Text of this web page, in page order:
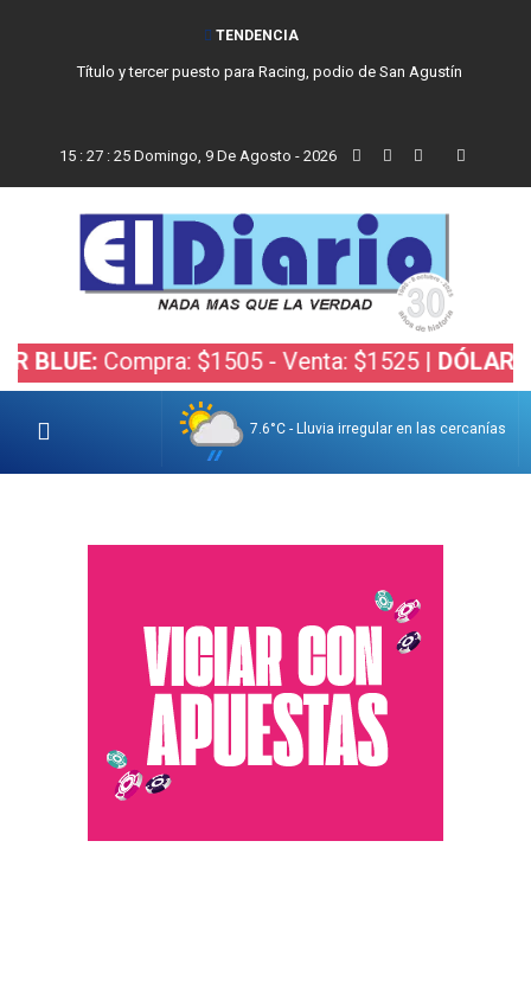
TENDENCIA
Título y tercer puesto para Racing, podio de San Agustín
15 : 27 : 26 Domingo, 9 De Agosto - 2026
Compra: $1505 - Venta: $1525 | DÓLAR BOLSA:
7.6°C - Lluvia irregular en las cercanías